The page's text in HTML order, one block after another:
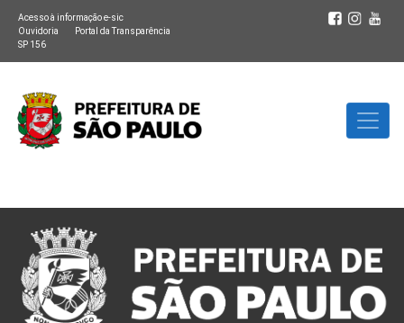
Acesso à informação e-sic
Ouvidoria
Portal da Transparência
SP 156